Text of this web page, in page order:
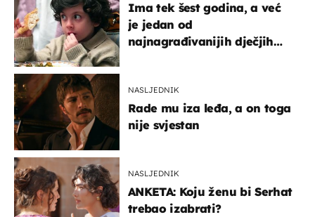
Ima tek šest godina, a već
je jedan od
najnagrađivanijih dječjih
NASLJEDNIK
Rade mu iza leđa, a on toga
nije svjestan
NASLJEDNIK
ANKETA: Koju ženu bi Serhat
trebao izabrati?